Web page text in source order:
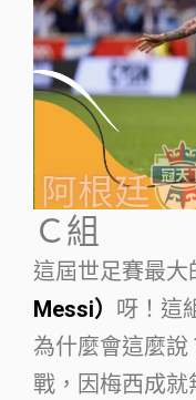
Ｃ組
這屆世足賽最大
Messi） 呀！這
為什麼會這麼
戰，因梅西成就